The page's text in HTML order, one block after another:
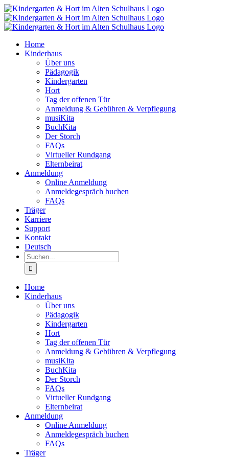
Zum
Inhalt
springen
Home
Kinderhaus
Über uns
Pädagogik
Kindergarten
Hort
Tag der offenen Tür
Anmeldung & Gebühren & Verpflegung
musiKita
BuchKita
Der Storch
FAQs
Virtueller Rundgang
Elternbeirat
Anmeldung
Online Anmeldung
Anmeldegespräch buchen
FAQs
Träger
Karriere
Support
Kontakt
Deutsch
Suche
nach:
Home
Kinderhaus
Über uns
Pädagogik
Kindergarten
Hort
Tag der offenen Tür
Anmeldung & Gebühren & Verpflegung
musiKita
BuchKita
Der Storch
FAQs
Virtueller Rundgang
Elternbeirat
Anmeldung
Online Anmeldung
Anmeldegespräch buchen
FAQs
Träger